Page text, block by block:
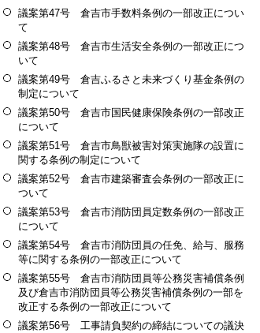
議案第47号 倉吉市手数料条例の一部改正につい
て
議案第48号 倉吉市生活安全条例の一部改正につ
いて
議案第49号 倉吉ふるさと未来づくり基金条例の
制定について
議案第50号 倉吉市国民健康保険条例の一部改正
について
議案第51号 倉吉市鳥獣被害対策実施隊の設置に
関する条例の制定について
議案第52号 倉吉市建築審査会条例の一部改正に
ついて
議案第53号 倉吉市消防団員定数条例の一部改正
について
議案第54号 倉吉市消防団員の任免、給与、服務
等に関する条例の一部改正について
議案第55号 倉吉市消防団員等公務災害補償条例
及び倉吉市消防団員等公務災害補償条例の一部を
改正する条例の一部改正について
議案第56号 工事請負契約の締結についての議決